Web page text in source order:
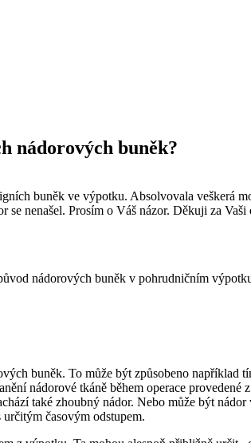
nádorových buněk?
buněk ve výpotku. Absolvovala veškerá
nenašel. Prosím o Váš názor. Děkuji za
nádorových buněk v pohrudničním
buněk. To může být způsobeno
nádorové tkáně během operace
také zhoubný nádor. Nebo může být
časovým odstupem.